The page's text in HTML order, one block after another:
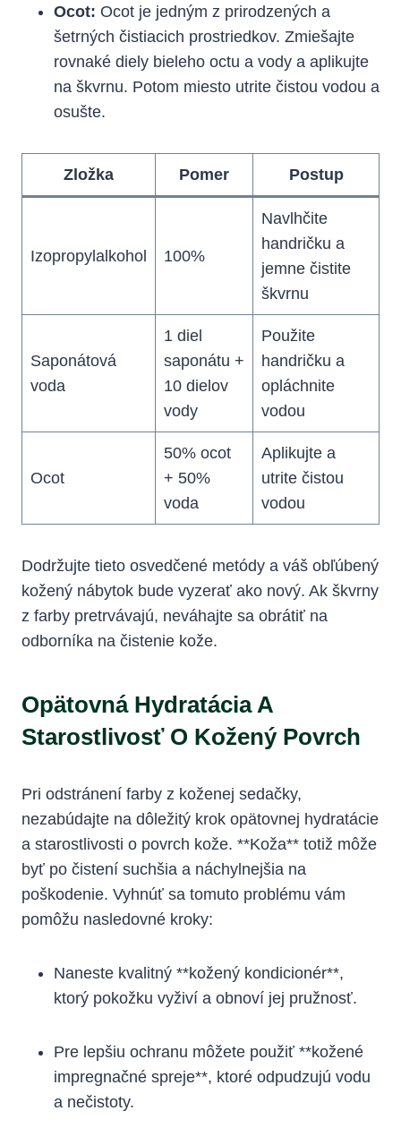
Ocot: Ocot je jedným z prirodzených a
šetrných čistiacich prostriedkov. Zmiešajte
rovnaké diely bieleho octu a vody a aplikujte
na škvrnu. Potom miesto utrite čistou vodou a
osušte.
Zložka Pomer Postup
Izopropylalkohol 100%
Navlhčite
handričku a
jemne čistite
škvrnu
Saponátová
voda
1 diel
saponátu +
10 dielov
vody
Použite
handričku a
opláchnite
vodou
Ocot
50% ocot
+ 50%
voda
Aplikujte a
utrite čistou
vodou
Dodržujte tieto osvedčené metódy a váš obľúbený
kožený nábytok bude vyzerať ako nový. Ak škvrny
z farby pretrvávajú, neváhajte sa obrátiť na
odborníka na čistenie kože.
Opätovná Hydratácia A
Starostlivosť O Kožený Povrch
Pri odstránení farby z koženej sedačky,
nezabúdajte na dôležitý krok opätovnej hydratácie
a starostlivosti o povrch kože. **Koža** totiž môže
byť po čistení suchšia a náchylnejšia na
poškodenie. Vyhnúť sa tomuto problému vám
pomôžu nasledovné kroky:
Naneste kvalitný **kožený kondicionér**,
ktorý pokožku vyživí a obnoví jej pružnosť.
Pre lepšiu ochranu môžete použiť **kožené
impregnačné spreje**, ktoré odpudzujú vodu
a nečistoty.